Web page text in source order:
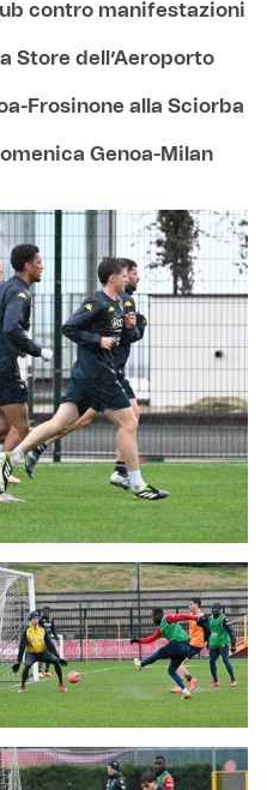
contro manifestazioni
Store dell’Aeroporto
Frosinone alla Sciorba
Genoa-Milan